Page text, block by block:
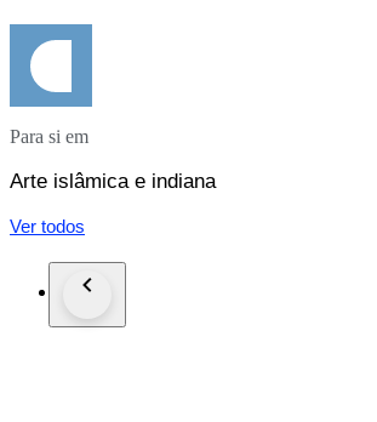
Para si em
Arte islâmica e indiana
Ver todos